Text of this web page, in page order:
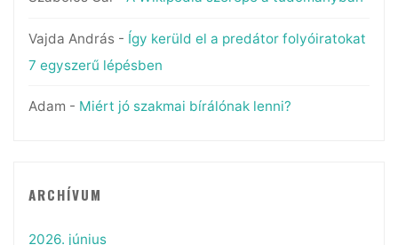
Vajda András- Így kerüld el a predátor folyóiratokat
7 egyszerű lépésben
Adam - Miért jó szakmai bírálónak lenni?
ARCHÍVUM
2026. június